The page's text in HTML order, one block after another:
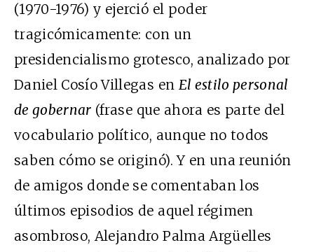
(1970-1976) y ejerció el poder
tragicómicamente: con un
presidencialismo grotesco, analizado por
Daniel Cosío Villegas en El estilo personal
de gobernar (frase que ahora es parte del
vocabulario político, aunque no todos
saben cómo se originó). Y en una reunión
de amigos donde se comentaban los
últimos episodios de aquel régimen
asombroso, Alejandro Palma Argüelles